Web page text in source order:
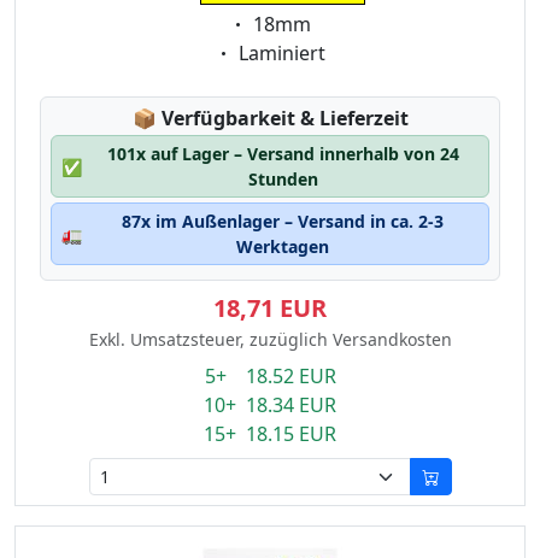
Eigenschaft:
18mm
Eigenschaft:
Laminiert
📦 Lagerstatus:
Verfügbarkeit & Lieferzeit
✅
101x auf Lager – Versand innerhalb von 24
Stunden
🚛
87x im Außenlager – Versand in ca. 2-3
Werktagen
18,71 EUR
Exkl. Umsatzsteuer, zuzüglich Versandkosten
5+ 18.52 EUR
10+ 18.34 EUR
15+ 18.15 EUR